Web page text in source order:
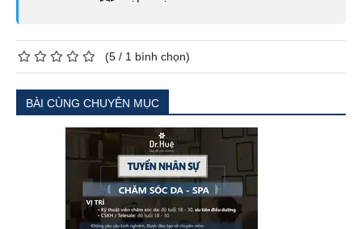
(5 / 1 bình chọn)
BÀI CÙNG CHUYÊN MỤC